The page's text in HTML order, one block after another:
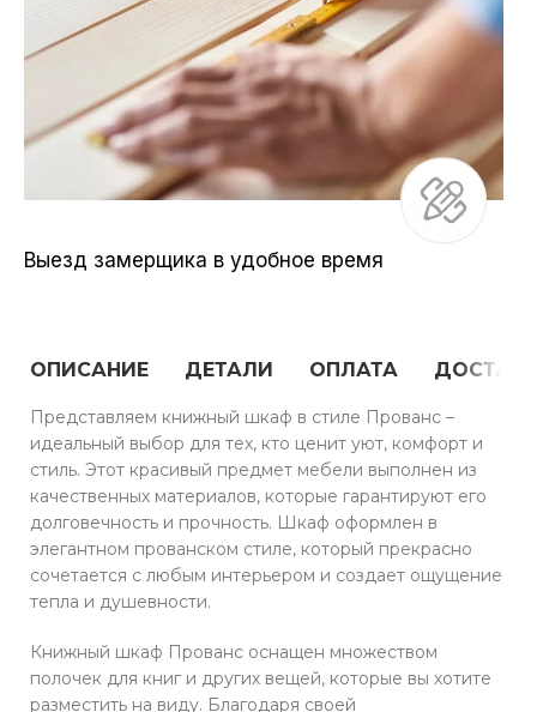
Выезд замерщика в удобное время
ОПИСАНИЕ ДЕТАЛИ ОПЛАТА
Представляем книжный шкаф в стиле Прованс –
идеальный выбор для тех, кто ценит уют, комфорт и
стиль. Этот красивый предмет мебели выполнен из
качественных материалов, которые гарантируют его
долговечность и прочность. Шкаф оформлен в
элегантном прованском стиле, который прекрасно
сочетается с любым интерьером и создает ощущение
тепла и душевности.
Книжный шкаф Прованс оснащен множеством
полочек для книг и других вещей, которые вы хотите
разместить на виду. Благодаря своей